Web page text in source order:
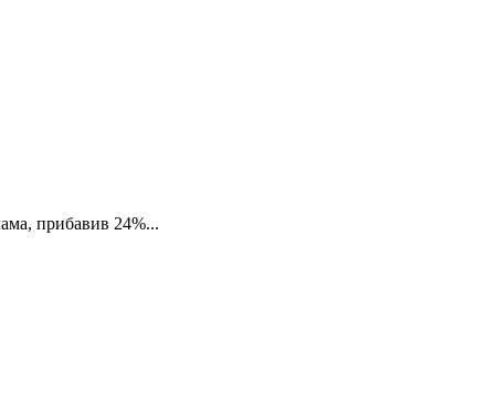
прибавив 24%...